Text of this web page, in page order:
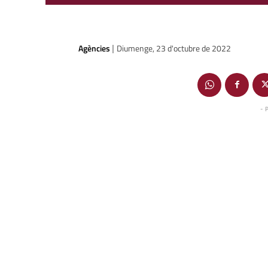
Agències | Diumenge, 23 d'octubre de 2022
-